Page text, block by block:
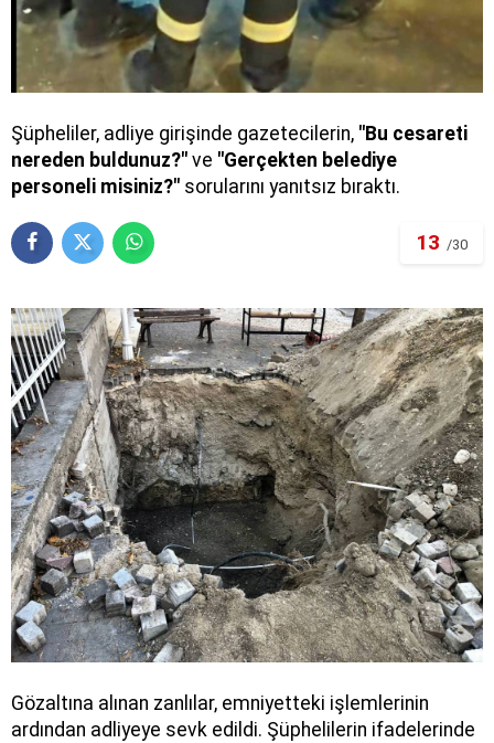
Şüpheliler, adliye girişinde gazetecilerin, "Bu cesareti
nereden buldunuz?" ve "Gerçekten belediye
personeli misiniz?" sorularını yanıtsız bıraktı.
13 /30
Gözaltına alınan zanlılar, emniyetteki işlemlerinin
ardından adliyeye sevk edildi. Şüphelilerin ifadelerinde